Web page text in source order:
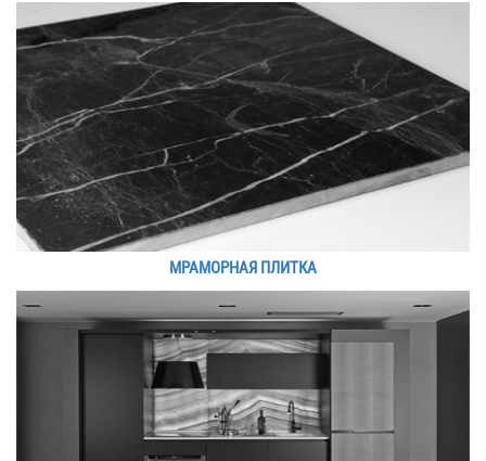
МРАМОРНАЯ ПЛИТКА